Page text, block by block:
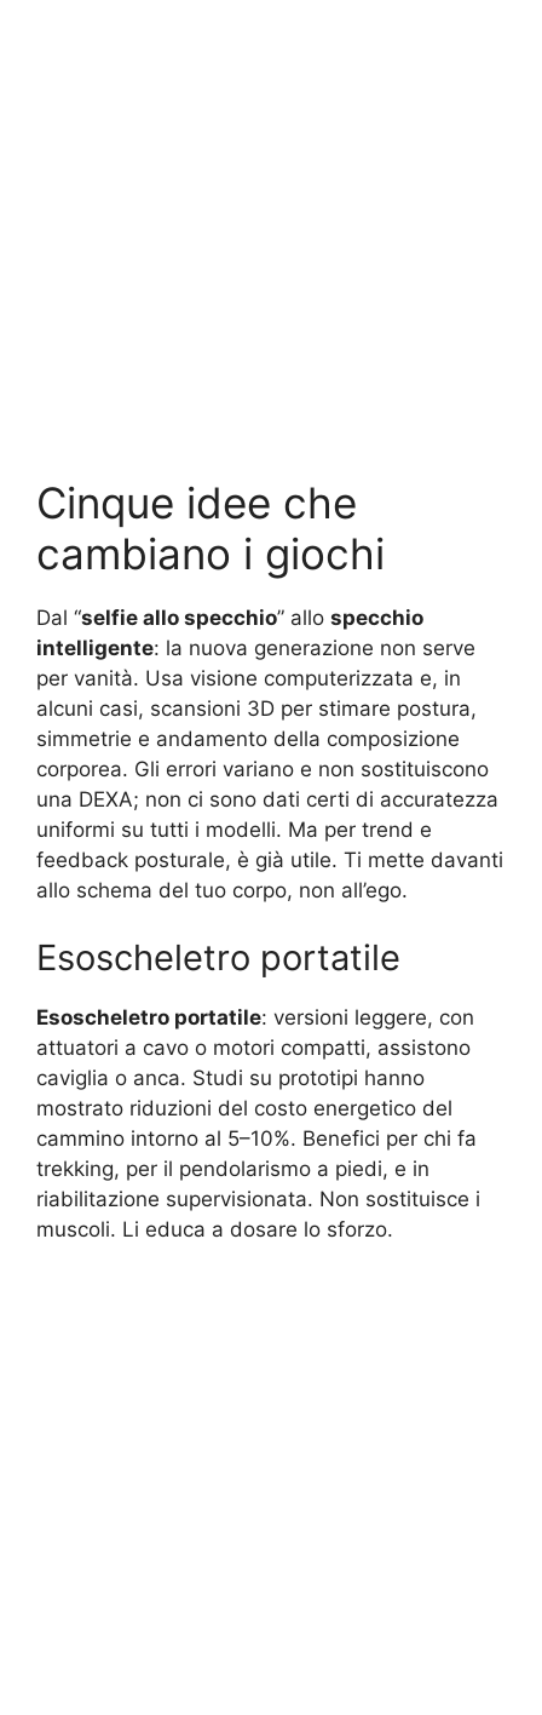
Cinque idee che
cambiano i giochi
Dal “selfie allo specchio” allo specchio
intelligente: la nuova generazione non serve
per vanità. Usa visione computerizzata e, in
alcuni casi, scansioni 3D per stimare postura,
simmetrie e andamento della composizione
corporea. Gli errori variano e non sostituiscono
una DEXA; non ci sono dati certi di accuratezza
uniformi su tutti i modelli. Ma per trend e
feedback posturale, è già utile. Ti mette davanti
allo schema del tuo corpo, non all’ego.
Esoscheletro portatile
Esoscheletro portatile: versioni leggere, con
attuatori a cavo o motori compatti, assistono
caviglia o anca. Studi su prototipi hanno
mostrato riduzioni del costo energetico del
cammino intorno al 5–10%. Benefici per chi fa
trekking, per il pendolarismo a piedi, e in
riabilitazione supervisionata. Non sostituisce i
muscoli. Li educa a dosare lo sforzo.